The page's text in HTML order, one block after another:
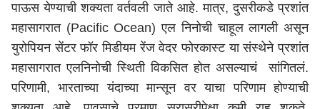
पाऊस येण्याची शक्यता वर्तवली जाते आहे. मात्र, दुसरीकडे प्रशांत
महासागरात (Pacific Ocean) एल निनोची चाहूल लागली असून
युरोपियन सेंटर फॉर मिडीयम रेंज वेदर फोरकास्ट या संस्थेने प्रशांत
महासागरात एलनिनोची स्थिती विकसित होत असल्याचं सांगितलं.
परिणामी, भारताच्या यंदाच्या मान्सून वर याचा परिणाम होण्याची